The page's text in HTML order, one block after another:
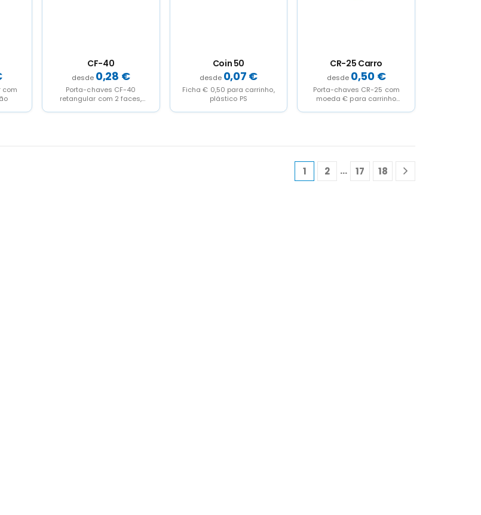
com
CF-40
0,28 €
Porta-chaves CF-40
retangular com 2 faces,
Coin 50
0,07 €
Ficha € 0,50 para carrinho,
plástico PS
CR-25 Carro
0,50 €
Porta-chaves CR-25 com
moeda € para carrinho
1 2 … 17 18